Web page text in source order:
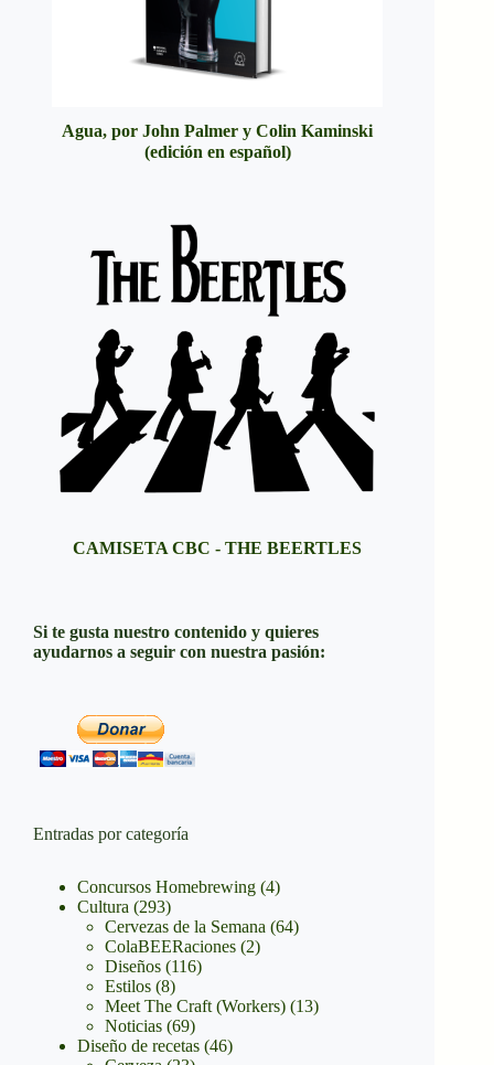
Agua, por John Palmer y Colin Kaminski
(edición en español)
CAMISETA CBC - THE BEERTLES
Si te gusta nuestro contenido y quieres
ayudarnos a seguir con nuestra pasión:
Entradas por categoría
Concursos Homebrewing (4)
Cultura (293)
Cervezas de la Semana (64)
ColaBEERaciones (2)
Diseños (116)
Estilos (8)
Meet The Craft (Workers) (13)
Noticias (69)
Diseño de recetas (46)